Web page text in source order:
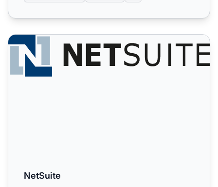
NetSuite
NetSuite